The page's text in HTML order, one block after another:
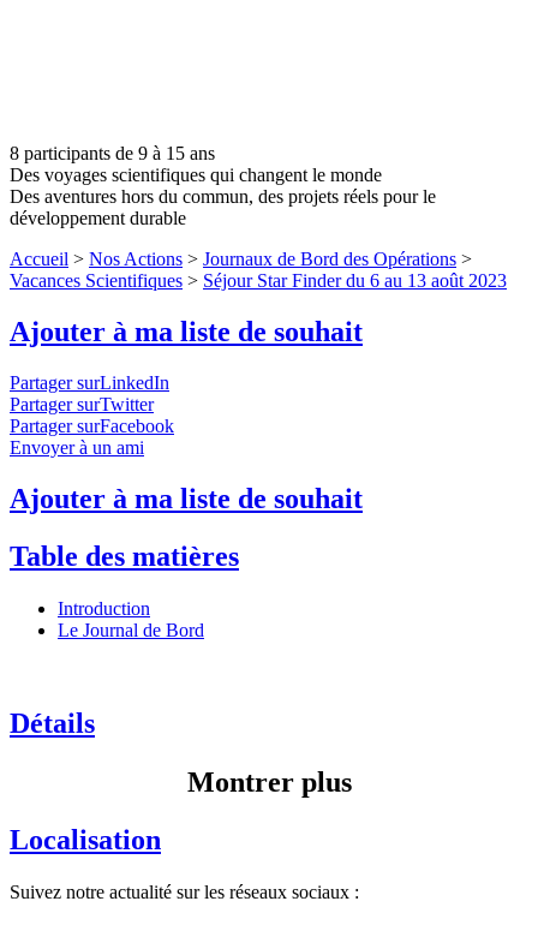
8 participants de 9 à 15 ans
Des voyages scientifiques qui changent le monde
Des aventures hors du commun, des projets réels pour le
développement durable
Accueil > Nos Actions > Journaux de Bord des Opérations >
Vacances Scientifiques > Séjour Star Finder du 6 au 13 août 2023
Ajouter à ma liste de souhait
Partager surLinkedIn
Partager surTwitter
Partager surFacebook
Envoyer à un ami
Ajouter à ma liste de souhait
Table des matières
Introduction
Le Journal de Bord
Détails
Montrer plus
Localisation
Suivez notre actualité sur les réseaux sociaux :